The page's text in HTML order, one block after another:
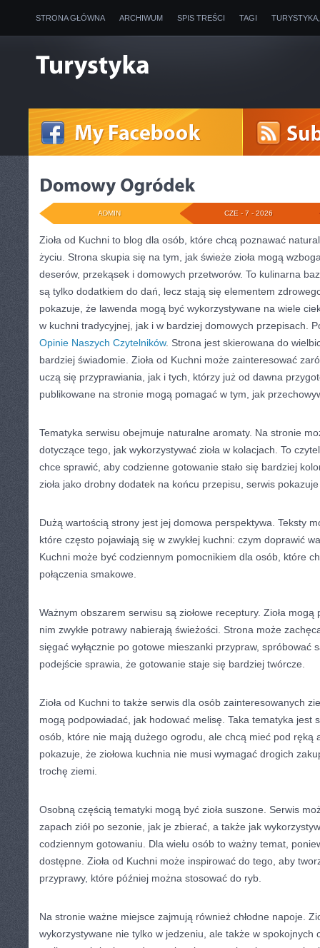
STRONA GŁÓWNA ARCHIWUM SPIS TREŚCI TAGI
CZE - 7 - 2026
ADMIN
Zioła od Kuchni to blog dla osób, które chcą poznawać
życiu. Strona skupia się na tym, jak świeże zioła mogą
deserów, przekąsek i domowych przetworów. To kulinarna
są tylko dodatkiem do dań, lecz stają się elementem
pokazuje, że lawenda mogą być wykorzystywane na wiele
w kuchni tradycyjnej, jak i w bardziej domowych przepisach.
Opinie Naszych Czytelników. Strona jest skierowana do
bardziej świadomie. Zioła od Kuchni może zainteresować
uczą się przyprawiania, jak i tych, którzy już od dawna
publikowane na stronie mogą pomagać w tym, jak
Tematyka serwisu obejmuje naturalne aromaty. Na stronie
dotyczące tego, jak wykorzystywać zioła w kolacjach. To
chce sprawić, aby codzienne gotowanie stało się bardziej
zioła jako drobny dodatek na końcu przepisu, serwis
Dużą wartością strony jest jej domowa perspektywa. Teksty
które często pojawiają się w zwykłej kuchni: czym doprawić
Kuchni może być codziennym pomocnikiem dla osób, które
połączenia smakowe.
Ważnym obszarem serwisu są ziołowe receptury. Zioła
nim zwykłe potrawy nabierają świeżości. Strona może
sięgać wyłącznie po gotowe mieszanki przypraw, spróbować
podejście sprawia, że gotowanie staje się bardziej twórcze.
Zioła od Kuchni to także serwis dla osób zainteresowanych
mogą podpowiadać, jak hodować melisę. Taka tematyka jest
osób, które nie mają dużego ogrodu, ale chcą mieć pod ręką
pokazuje, że ziołowa kuchnia nie musi wymagać drogich
trochę ziemi.
Osobną częścią tematyki mogą być zioła suszone. Serwis
zapach ziół po sezonie, jak je zbierać, a także jak
codziennym gotowaniu. Dla wielu osób to ważny temat,
dostępne. Zioła od Kuchni może inspirować do tego, aby
przyprawy, które później można stosować do ryb.
Na stronie ważne miejsce zajmują również chłodne napoje.
wykorzystywane nie tylko w jedzeniu, ale także w spokojnych